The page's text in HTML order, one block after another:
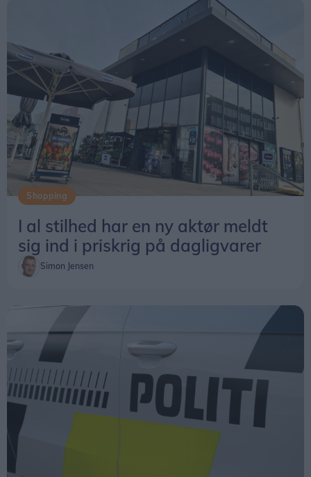
Shopping
I al stilhed har en ny aktør meldt
sig ind i priskrig på dagligvarer
Simon Jensen